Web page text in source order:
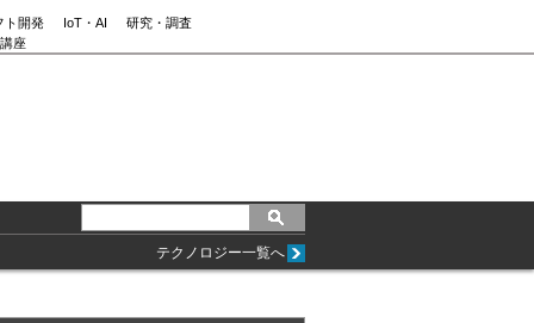
ト開発 IoT・AI
研究・調査
座
テクノロジー一覧へ